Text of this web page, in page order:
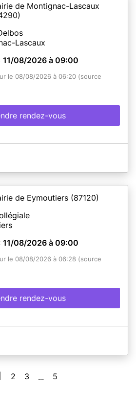
de Montignac-Lascaux
Lascaux
11/08/2026 à 09:00
le 08/08/2026 à 06:20 (source
rendez-vous
de Eymoutiers (87120)
11/08/2026 à 09:00
le 08/08/2026 à 06:28 (source
rendez-vous
2 3 ... 5